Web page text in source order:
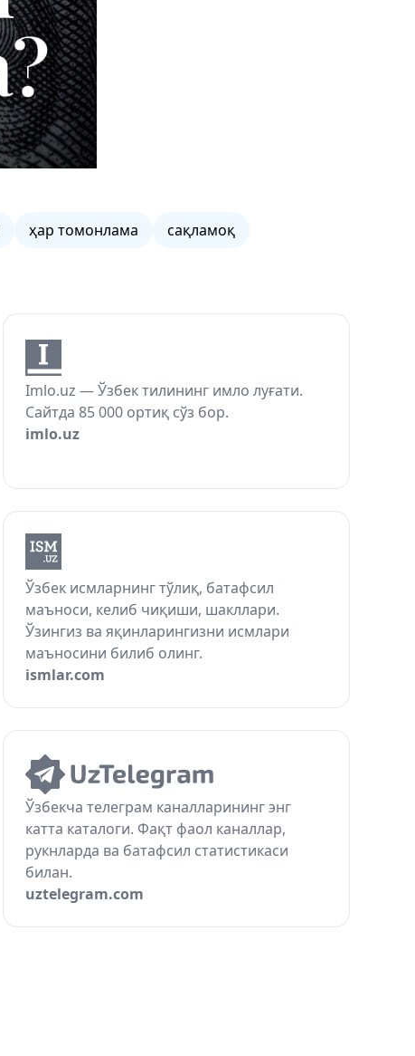
ҳар томонлама сақламоқ
Imlo.uz — Ўзбек тилининг имло луғати.
Сайтда 85 000 ортиқ сўз бор.
imlo.uz
Ўзбек исмларнинг тўлиқ, батафсил
маъноси, келиб чиқиши, шакллари.
Ўзингиз ва яқинларингизни исмлари
маъносини билиб олинг.
ismlar.com
Ўзбекча телеграм каналларининг энг
катта каталоги. Фақт фаол каналлар,
рукнларда ва батафсил статистикаси
билан.
uztelegram.com